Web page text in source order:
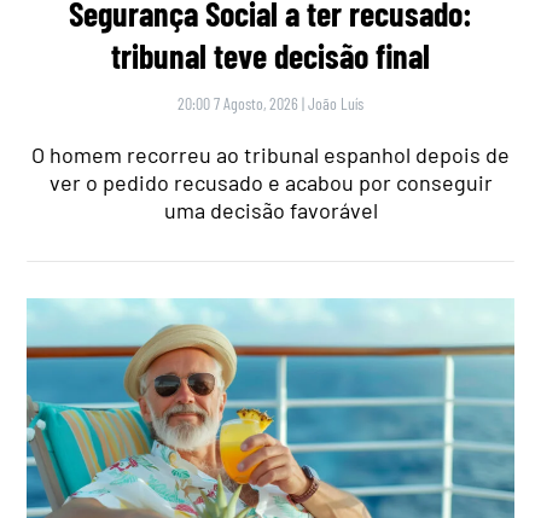
Segurança Social a ter recusado:
tribunal teve decisão final
20:00 7 Agosto, 2026 |João Luís
O homem recorreu ao tribunal espanhol depois de
ver o pedido recusado e acabou por conseguir
uma decisão favorável